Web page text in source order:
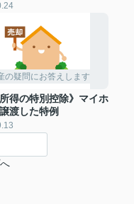
の疑問にお答えします
所得の特別控除》マイホ
渡した特例